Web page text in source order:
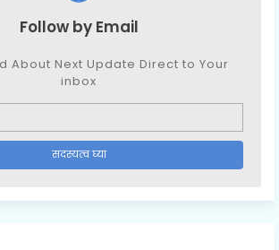
Follow by Email
About Next Update Direct to Your
inbox